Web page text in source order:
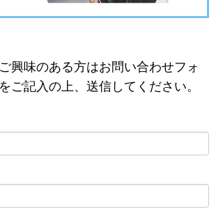
興味のある方はお問い合わせフォ
ご記入の上、送信してください。